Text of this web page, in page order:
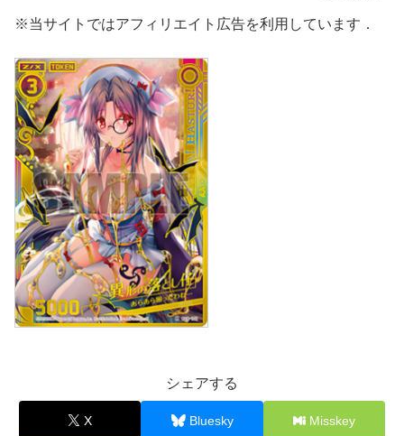
※当サイトではアフィリエイト広告を利用しています．
シェアする
X Bluesky Misskey